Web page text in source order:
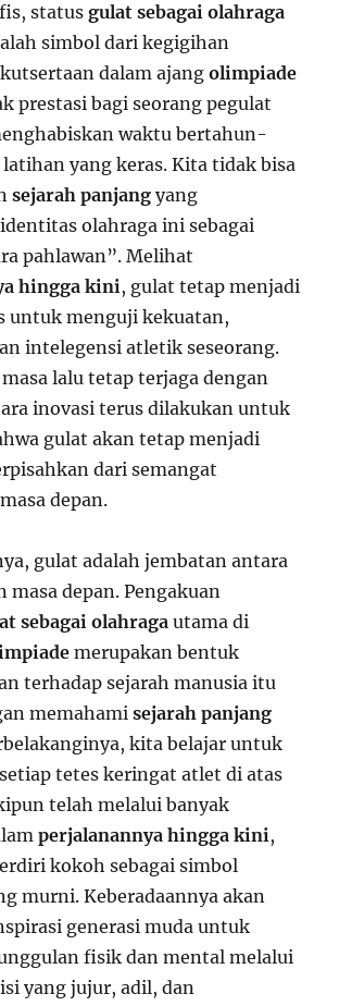
statusgulat sebagai olahraga
simbol dari kegigihan
dalam ajangolimpiade
prestasi bagi seorang pegulat
waktu bertahun-
yang keras. Kita tidak bisa
sejarah panjang yang
olahraga ini sebagai
pahlawan”. Melihat
hingga kini, gulat tetap menjadi
untuk menguji kekuatan,
intelegensi atletik seseorang.
lalu tetap terjaga dengan
inovasi terus dilakukan untuk
gulat akan tetap menjadi
dari semangat
depan.
gulat adalah jembatan antara
masa depan. Pengakuan
sebagai olahraga utama di
merupakan bentuk
terhadap sejarah manusia itu
memahamisejarah panjang
kita belajar untuk
tetes keringat atlet di atas
telah melalui banyak
perjalanannya hingga kini,
kokoh sebagai simbol
murni. Keberadaannya akan
generasi muda untuk
fisik dan mental melalui
yang jujur, adil, dan